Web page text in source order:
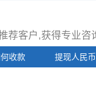
荐客户,获得专业咨
收款 提现人民币